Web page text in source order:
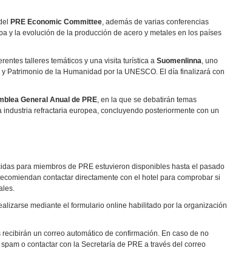
PRE Economic Committee , además de varias conferencias
y la evolución de la producción de acero y metales en los países
talleres temáticos y una visita turística a Suomenlinna , uno
Patrimonio de la Humanidad por la UNESCO. El día finalizará con
General Anual de PRE , en la que se debatirán temas
refractaria europea, concluyendo posteriormente con un
para miembros de PRE estuvieron disponibles hasta el pasado
contactar directamente con el hotel para comprobar si
mediante el formulario online habilitado por la organización
un correo automático de confirmación. En caso de no
o contactar con la Secretaría de PRE a través del correo